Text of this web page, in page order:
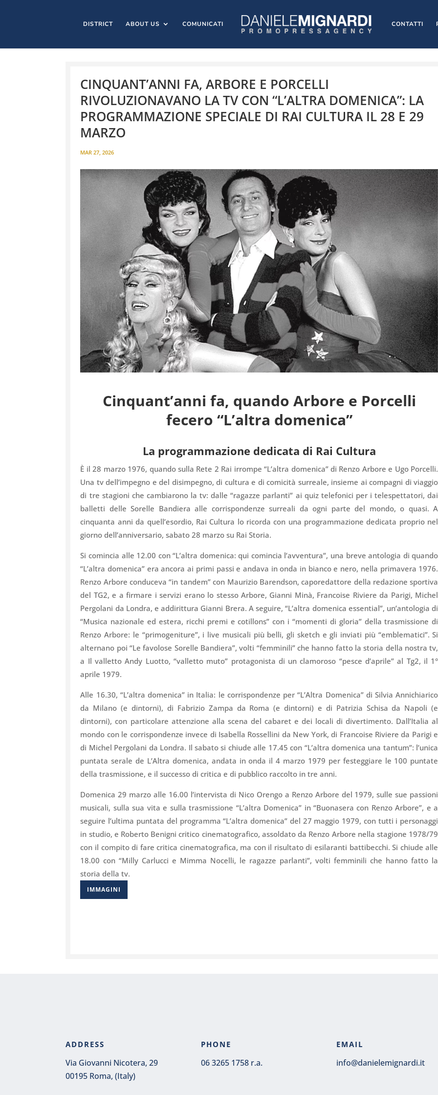
DISTRICT ABOUT US COMUNICATI CONTATTI
CINQUANT’ANNI FA, ARBORE E PORCELLI
RIVOLUZIONAVANO LA TV CON “L’ALTRA DOMENICA”: LA
PROGRAMMAZIONE SPECIALE DI RAI CULTURA IL 28 E 29
MARZO
MAR 27, 2026
Cinquant’anni fa, quando Arbore e Porcelli
fecero “L’altra domenica”
La programmazione dedicata di Rai Cultura
È il 28 marzo 1976, quando sulla Rete 2 Rai irrompe “L’altra domenica” di Renzo Arbore e Ugo Porcelli.
Una tv dell’impegno e del disimpegno, di cultura e di comicità surreale, insieme ai compagni di viaggio
di tre stagioni che cambiarono la tv: dalle “ragazze parlanti” ai quiz telefonici per i telespettatori, dai
balletti delle Sorelle Bandiera alle corrispondenze surreali da ogni parte del mondo, o quasi. A
cinquanta anni da quell’esordio, Rai Cultura lo ricorda con una programmazione dedicata proprio nel
giorno dell’anniversario, sabato 28 marzo su Rai Storia.
Si comincia alle 12.00 con “L’altra domenica: qui comincia l’avventura”, una breve antologia di quando
“L’altra domenica” era ancora ai primi passi e andava in onda in bianco e nero, nella primavera 1976.
Renzo Arbore conduceva “in tandem” con Maurizio Barendson, caporedattore della redazione sportiva
del TG2, e a firmare i servizi erano lo stessoArbore, Gianni Minà, Francoise Riviere da Parigi, Michel
Pergolani da Londra, e addirittura Gianni Brera. A seguire, “L’altra domenica essential”, un’antologia di
“Musica nazionale ed estera, ricchi premi e cotillons” con i “momenti di gloria” della trasmissione di
RenzoArbore: le “primogeniture”, i live musicali più belli, gli sketch e gli inviati più “emblematici”. Si
alternano poi “Le favolose Sorelle Bandiera”, volti “femminili” che hanno fatto la storia della nostra tv,
a Il valletto Andy Luotto, “valletto muto” protagonista di un clamoroso “pesce d’aprile” al Tg2, il 1°
aprile 1979.
Alle 16.30, “L’altra domenica” in Italia: le corrispondenze per “L’Altra Domenica” di Silvia Annichiarico
da Milano (e dintorni), di Fabrizio Zampa da Roma (e dintorni) e di Patrizia Schisa da Napoli (e
dintorni), con particolare attenzione alla scena del cabaret e dei locali di divertimento. Dall’Italia al
mondo con le corrispondenze invece di Isabella Rossellini da New York, di Francoise Riviere da Parigi e
di Michel Pergolani da Londra. Il sabato si chiude alle 17.45 con “L’altra domenica una tantum”: l’unica
puntata serale de L’Altra domenica, andata in onda il 4 marzo 1979 per festeggiare le 100 puntate
della trasmissione, e il successo di critica e di pubblico raccolto in tre anni.
Domenica 29 marzo alle 16.00 l’intervista di Nico Orengo a Renzo Arbore del 1979, sulle sue passioni
musicali, sulla sua vita e sulla trasmissione “L’altra Domenica” in “Buonasera con RenzoArbore”, e a
seguire l’ultima puntata del programma “L’altra domenica” del 27 maggio 1979, con tutti i personaggi
in studio, e Roberto Benigni critico cinematografico, assoldato da Renzo Arbore nella stagione 1978/79
con il compito di fare critica cinematografica, ma con il risultato di esilaranti battibecchi. Si chiude alle
18.00 con “Milly Carlucci e Mimma Nocelli, le ragazze parlanti”, volti femminili che hanno fatto la
storia della tv.
IMMAGINI
ADDRESS
Via Giovanni Nicotera, 29
00195 Roma, (Italy)
PHONE
06 3265 1758 r.a.
EMAIL
info@danielemignardi.it